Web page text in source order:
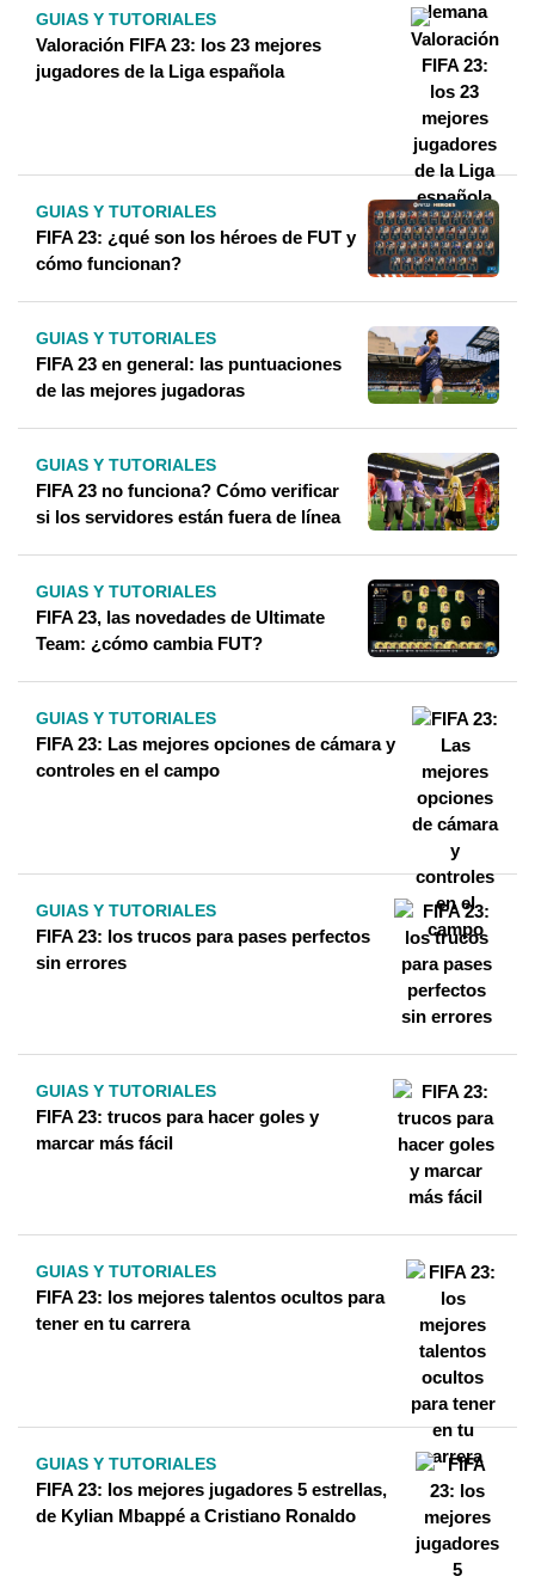
GUIAS Y TUTORIALES
Valoración FIFA 23: los 23 mejores
jugadores de la Liga española
GUIAS Y TUTORIALES
FIFA 23: ¿qué son los héroes de FUT y
cómo funcionan?
GUIAS Y TUTORIALES
FIFA 23 en general: las puntuaciones
de las mejores jugadoras
GUIAS Y TUTORIALES
FIFA 23 no funciona? Cómo verificar
si los servidores están fuera de línea
GUIAS Y TUTORIALES
FIFA 23, las novedades de Ultimate
Team: ¿cómo cambia FUT?
GUIAS Y TUTORIALES
FIFA 23: Las mejores opciones de cámara y
controles en el campo
GUIAS Y TUTORIALES
FIFA 23: los trucos para pases perfectos
sin errores
GUIAS Y TUTORIALES
FIFA 23: trucos para hacer goles y
marcar más fácil
GUIAS Y TUTORIALES
FIFA 23: los mejores talentos ocultos para
tener en tu carrera
GUIAS Y TUTORIALES
FIFA 23: los mejores jugadores 5 estrellas,
de Kylian Mbappé a Cristiano Ronaldo